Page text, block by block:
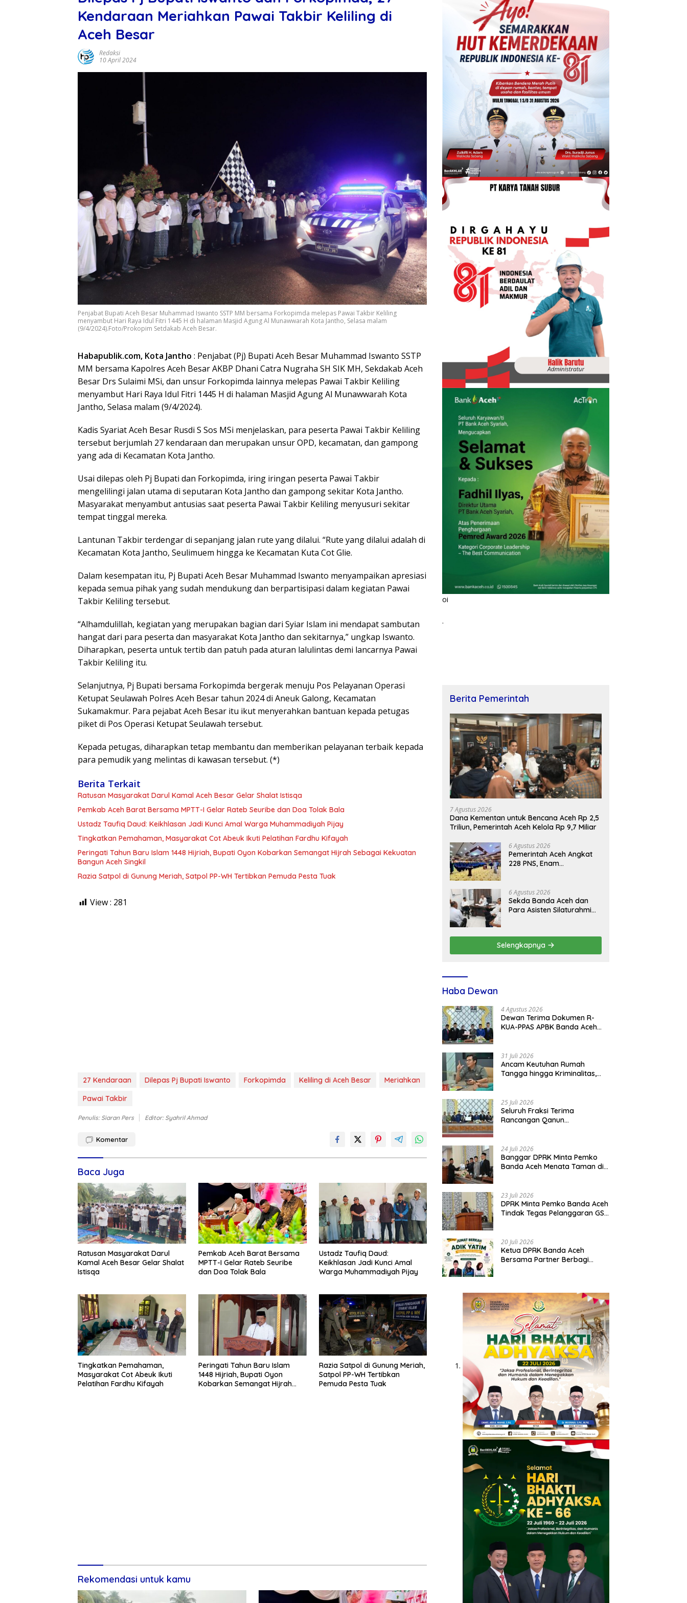
Kendaraan Meriahkan Pawai Takbir Keliling di
Aceh Besar
Redaksi
10 April 2024
Penjabat Bupati Aceh Besar Muhammad Iswanto SSTP MM bersama Forkopimda melepas Pawai Takbir Keliling
menyambut Hari Raya Idul Fitri 1445 H di halaman Masjid Agung Al Munawwarah Kota Jantho, Selasa malam
(9/4/2024).Foto/Prokopim Setdakab Aceh Besar.
Habapublik.com, Kota Jantho : Penjabat (Pj) Bupati Aceh Besar Muhammad Iswanto SSTP
MM bersama Kapolres Aceh Besar AKBP Dhani Catra Nugraha SH SIK MH, Sekdakab Aceh
Besar Drs Sulaimi MSi, dan unsur Forkopimda lainnya melepas Pawai Takbir Keliling
menyambut Hari Raya Idul Fitri 1445 H di halaman Masjid Agung Al Munawwarah Kota
Jantho, Selasa malam (9/4/2024).
Kadis Syariat Aceh Besar Rusdi S Sos MSi menjelaskan, para peserta Pawai Takbir Keliling
tersebut berjumlah 27 kendaraan dan merupakan unsur OPD, kecamatan, dan gampong
yang ada di Kecamatan Kota Jantho.
Usai dilepas oleh Pj Bupati dan Forkopimda, iring iringan peserta Pawai Takbir
mengelilingi jalan utama di seputaran Kota Jantho dan gampong sekitar Kota Jantho.
Masyarakat menyambut antusias saat peserta Pawai Takbir Keliling menyusuri sekitar
tempat tinggal mereka.
Lantunan Takbir terdengar di sepanjang jalan rute yang dilalui. “Rute yang dilalui adalah di
Kecamatan Kota Jantho, Seulimuem hingga ke Kecamatan Kuta Cot Glie.
Dalam kesempatan itu, Pj Bupati Aceh Besar Muhammad Iswanto menyampaikan apresiasi
kepada semua pihak yang sudah mendukung dan berpartisipasi dalam kegiatan Pawai
Takbir Keliling tersebut.
“Alhamdulillah, kegiatan yang merupakan bagian dari Syiar Islam ini mendapat sambutan
hangat dari para peserta dan masyarakat Kota Jantho dan sekitarnya,” ungkap Iswanto.
Diharapkan, peserta untuk tertib dan patuh pada aturan lalulintas demi lancarnya Pawai
Takbir Keliling itu.
Selanjutnya, Pj Bupati bersama Forkopimda bergerak menuju Pos Pelayanan Operasi
Ketupat Seulawah Polres Aceh Besar tahun 2024 di Aneuk Galong, Kecamatan
Sukamakmur. Para pejabat Aceh Besar itu ikut menyerahkan bantuan kepada petugas
piket di Pos Operasi Ketupat Seulawah tersebut.
Kepada petugas, diharapkan tetap membantu dan memberikan pelayanan terbaik kepada
para pemudik yang melintas di kawasan tersebut. (*)
Berita Terkait
Ratusan Masyarakat Darul Kamal Aceh Besar Gelar Shalat Istisqa
Pemkab Aceh Barat Bersama MPTT-I Gelar Rateb Seuribe dan Doa Tolak Bala
Ustadz Taufiq Daud: Keikhlasan Jadi Kunci Amal Warga Muhammadiyah Pijay
Tingkatkan Pemahaman, Masyarakat Cot Abeuk Ikuti Pelatihan Fardhu Kifayah
Peringati Tahun Baru Islam 1448 Hijriah, Bupati Oyon Kobarkan Semangat Hijrah Sebagai Kekuatan
Bangun Aceh Singkil
Razia Satpol di Gunung Meriah, Satpol PP-WH Tertibkan Pemuda Pesta Tuak
View : 281
27 Kendaraan Dilepas Pj Bupati Iswanto Forkopimda Keliling di Aceh Besar
Meriahkan
Pawai Takbir
Penulis: Siaran Pers Editor: Syahril Ahmad
Komentar
Baca Juga
Ratusan Masyarakat Darul
Kamal Aceh Besar Gelar Shalat
Istisqa
Pemkab Aceh Barat Bersama
MPTT-I Gelar Rateb Seuribe
dan Doa Tolak Bala
Ustadz Taufiq Daud:
Keikhlasan Jadi Kunci Amal
Warga Muhammadiyah Pijay
Tingkatkan Pemahaman,
Masyarakat Cot Abeuk Ikuti
Pelatihan Fardhu Kifayah
Peringati Tahun Baru Islam
1448 Hijriah, Bupati Oyon
Kobarkan Semangat Hijrah
Razia Satpol di Gunung Meriah,
Satpol PP-WH Tertibkan
Pemuda Pesta Tuak
Rekomendasi untuk kamu
oi
.
Berita Pemerintah
7 Agustus 2026
Dana Kementan untuk Bencana Aceh Rp 2,5
Triliun, Pemerintah Aceh Kelola Rp 9,7 Miliar
6 Agustus 2026
Pemerintah Aceh Angkat
228 PNS, Enam
6 Agustus 2026
Sekda Banda Aceh dan
Para Asisten Silaturahmi
Selengkapnya
Haba Dewan
4 Agustus 2026
Dewan Terima Dokumen R-
KUA-PPAS APBK Banda Aceh
31 Juli 2026
Ancam Keutuhan Rumah
Tangga hingga Kriminalitas,
Narkoba
25 Juli 2026
Seluruh Fraksi Terima
Rancangan Qanun
Tahun Anggaran 2025
24 Juli 2026
Banggar DPRK Minta Pemko
Banda Aceh Menata Taman di
23 Juli 2026
DPRK Minta Pemko Banda Aceh
Tindak Tegas Pelanggaran GSB
20 Juli 2026
Ketua DPRK Banda Aceh
Bersama Partner Berbagi